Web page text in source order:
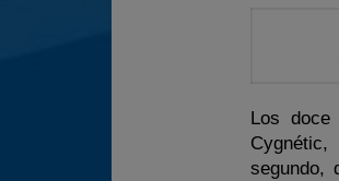
Los doce
segundo,